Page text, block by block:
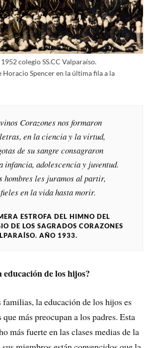
colegio SS.CC Valparaíso.
Horacio Spencer en la última fila a la
Corazones nos formaron
en la ciencia y la virtud,
de su sangre consagraron
infancia, adolescencia y juventud.
hombres les juramos al partir,
en la vida hasta morir.
ESTROFA DEL HIMNO DEL
DE LOS SAGRADOS CORAZONES
AÑO 1933.
de los hijos?
familias, la educación de los hijos es
más preocupan a los padres. Esta
más fuerte en las clases medias de la